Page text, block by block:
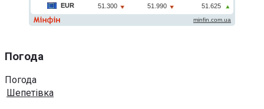
Погода
Погода
Шепетівка